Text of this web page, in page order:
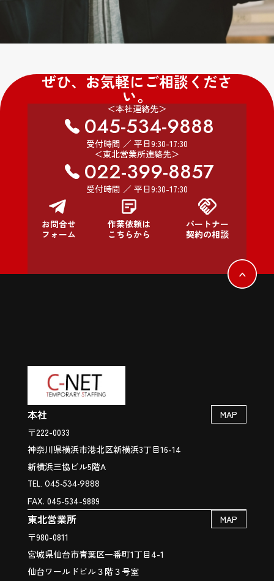
ぜひ、お気軽にご相談くださ
い。
＜本社連絡先＞
045-534-9888
受付時間 ／ 平日9:30-17:30
＜東北営業所連絡先＞
022-399-8857
受付時間 ／ 平日9:30-17:30
お問合せ
フォーム
作業依頼は
こちらから
パートナー
契約の相談
本社
MAP
〒222-0033
神奈川県横浜市港北区新横浜3丁目16-14
新横浜三協ビル5階A
TEL. 045-534-9888
FAX. 045-534-9889
東北営業所
MAP
〒980-0811
宮城県仙台市青葉区一番町1丁目4-1
仙台ワールドビル３階３号室